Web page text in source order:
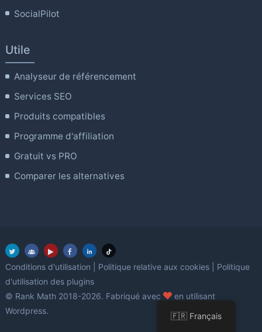
SocialPilot
Utile
Analyseur de référencement
Services SEO
Produits compatibles
Programme d'affiliation
Gratuit vs PRO
Comparer les alternatives
Conditions d'utilisation Politique relative aux cookies
Politique
d'utilisation des plugins
© Rank Math 2018-2026. Fabriqué avec
amour
en utilisant
Wordpress.
🇫🇷 Français